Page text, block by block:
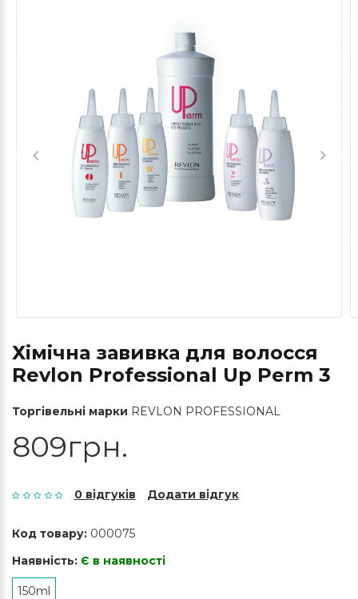
Хімічна завивка для волосся
Revlon Professional Up Perm 3
Торгівельні марки REVLON PROFESSIONAL
809грн.
0 відгуків Додати відгук
Код товару: 000075
Наявність: Є в наявності
150ml